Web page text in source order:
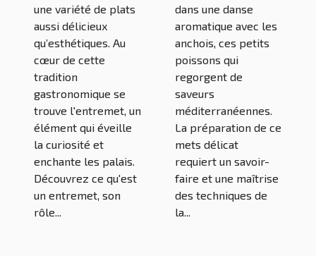
une variété de plats
aussi délicieux
qu’esthétiques. Au
cœur de cette
tradition
gastronomique se
trouve l'entremet, un
élément qui éveille
la curiosité et
enchante les palais.
Découvrez ce qu'est
un entremet, son
rôle...
dans une danse
aromatique avec les
anchois, ces petits
poissons qui
regorgent de
saveurs
méditerranéennes.
La préparation de ce
mets délicat
requiert un savoir-
faire et une maîtrise
des techniques de
la...